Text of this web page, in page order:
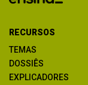
RECURSOS
TEMAS
DOSSIÊS
EXPLICADORES